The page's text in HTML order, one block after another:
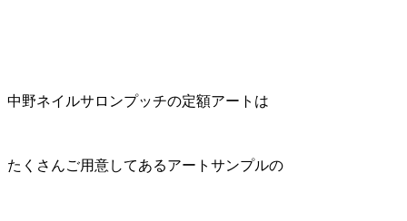
中野ネイルサロンプッチの定額アートは
たくさんご用意してあるアートサンプルの